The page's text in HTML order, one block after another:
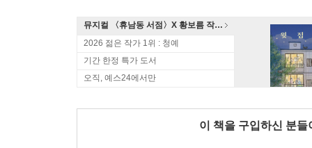
뮤지컬 〈휴남동 서점〉X 황보름 작가 북토크
2026 젊은 작가 1위 : 청예
기간 한정 특가 도서
오직, 예스24에서만
이 책을 구입하신 분